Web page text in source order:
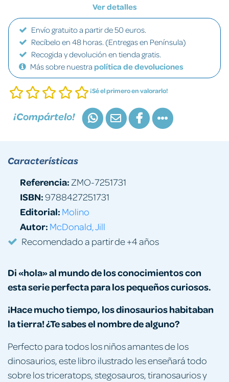
Ver detalles
Envío gratuito a partir de 50 euros.
Recíbelo en 48 horas. (Entregas en Península)
Recogida y devolución en tienda gratis.
Más sobre nuestra política de devoluciones
¡Sé el primero en valorarlo!
¡Compártelo!
Di«hola» al mundo de los conocimientos con
esta serie perfecta para los pequeños curiosos.
¡Hace mucho tiempo, los dinosaurios habitaban
la tierra! ¿Te sabes el nombre de alguno?
Perfecto para todos los niños amantes de los
dinosaurios, este libro ilustrado les enseñará todo
sobre los triceratops, stegosauros, tiranosaurios y
Características
Referencia: ZMO-7251731
ISBN:9788427251731
Editorial: Molino
Autor: McDonald, Jill
Recomendado a partir de +4 años